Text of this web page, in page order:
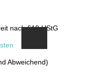
nach §19 UStG
Abweichend)